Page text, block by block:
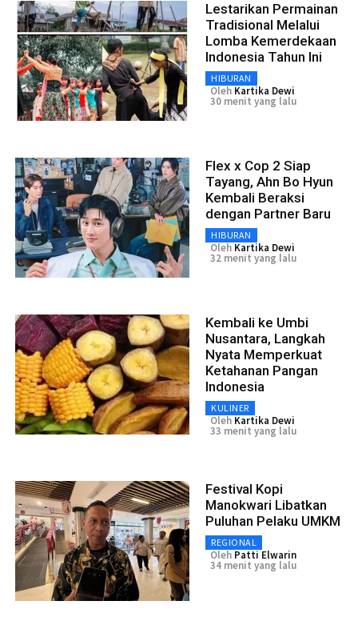
Lestarikan Permainan
Tradisional Melalui
Lomba Kemerdekaan
Indonesia Tahun Ini
HIBURAN
Oleh Kartika Dewi
30 menit yang lalu
Flex x Cop 2 Siap
Tayang, Ahn Bo Hyun
Kembali Beraksi
dengan Partner Baru
HIBURAN
Oleh Kartika Dewi
32 menit yang lalu
Kembali ke Umbi
Nusantara, Langkah
Nyata Memperkuat
Ketahanan Pangan
Indonesia
KULINER
Oleh Kartika Dewi
33 menit yang lalu
Festival Kopi
Manokwari Libatkan
Puluhan Pelaku UMKM
REGIONAL
Oleh Patti Elwarin
34 menit yang lalu